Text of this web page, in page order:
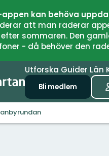
kan behöva
att man raderar
efter sommaren. Den
- då behöver den
Utforska Guider Län
Bli medlem